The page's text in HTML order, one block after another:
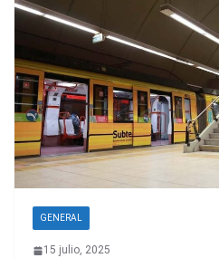
GENERAL
15 julio, 2025